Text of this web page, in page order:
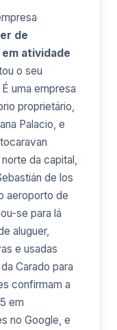
de
atividade
o seu
uma empresa
proprietário,
Palacio, e
da capital,
de los
aeroporto de
se para lá
aluguer,
e usadas
Carado para
confirmam a
em
no Google, e